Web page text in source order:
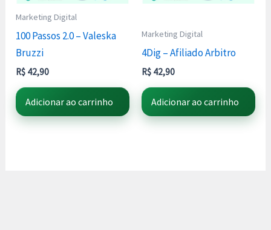
Marketing Digital
100 Passos 2.0 – Valeska
Bruzzi
R$ 42,90
Adicionar ao carrinho
Marketing Digital
4Dig – Afiliado Arbitro
R$ 42,90
Adicionar ao carrinho